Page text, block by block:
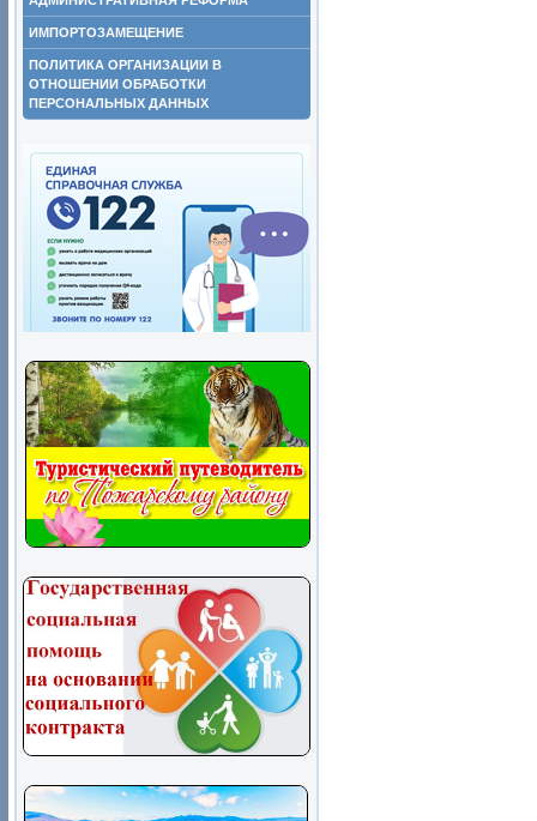
ИМПОРТОЗАМЕЩЕНИЕ
ПОЛИТИКА ОРГАНИЗАЦИИ В
ОТНОШЕНИИ ОБРАБОТКИ
ПЕРСОНАЛЬНЫХ ДАННЫХ